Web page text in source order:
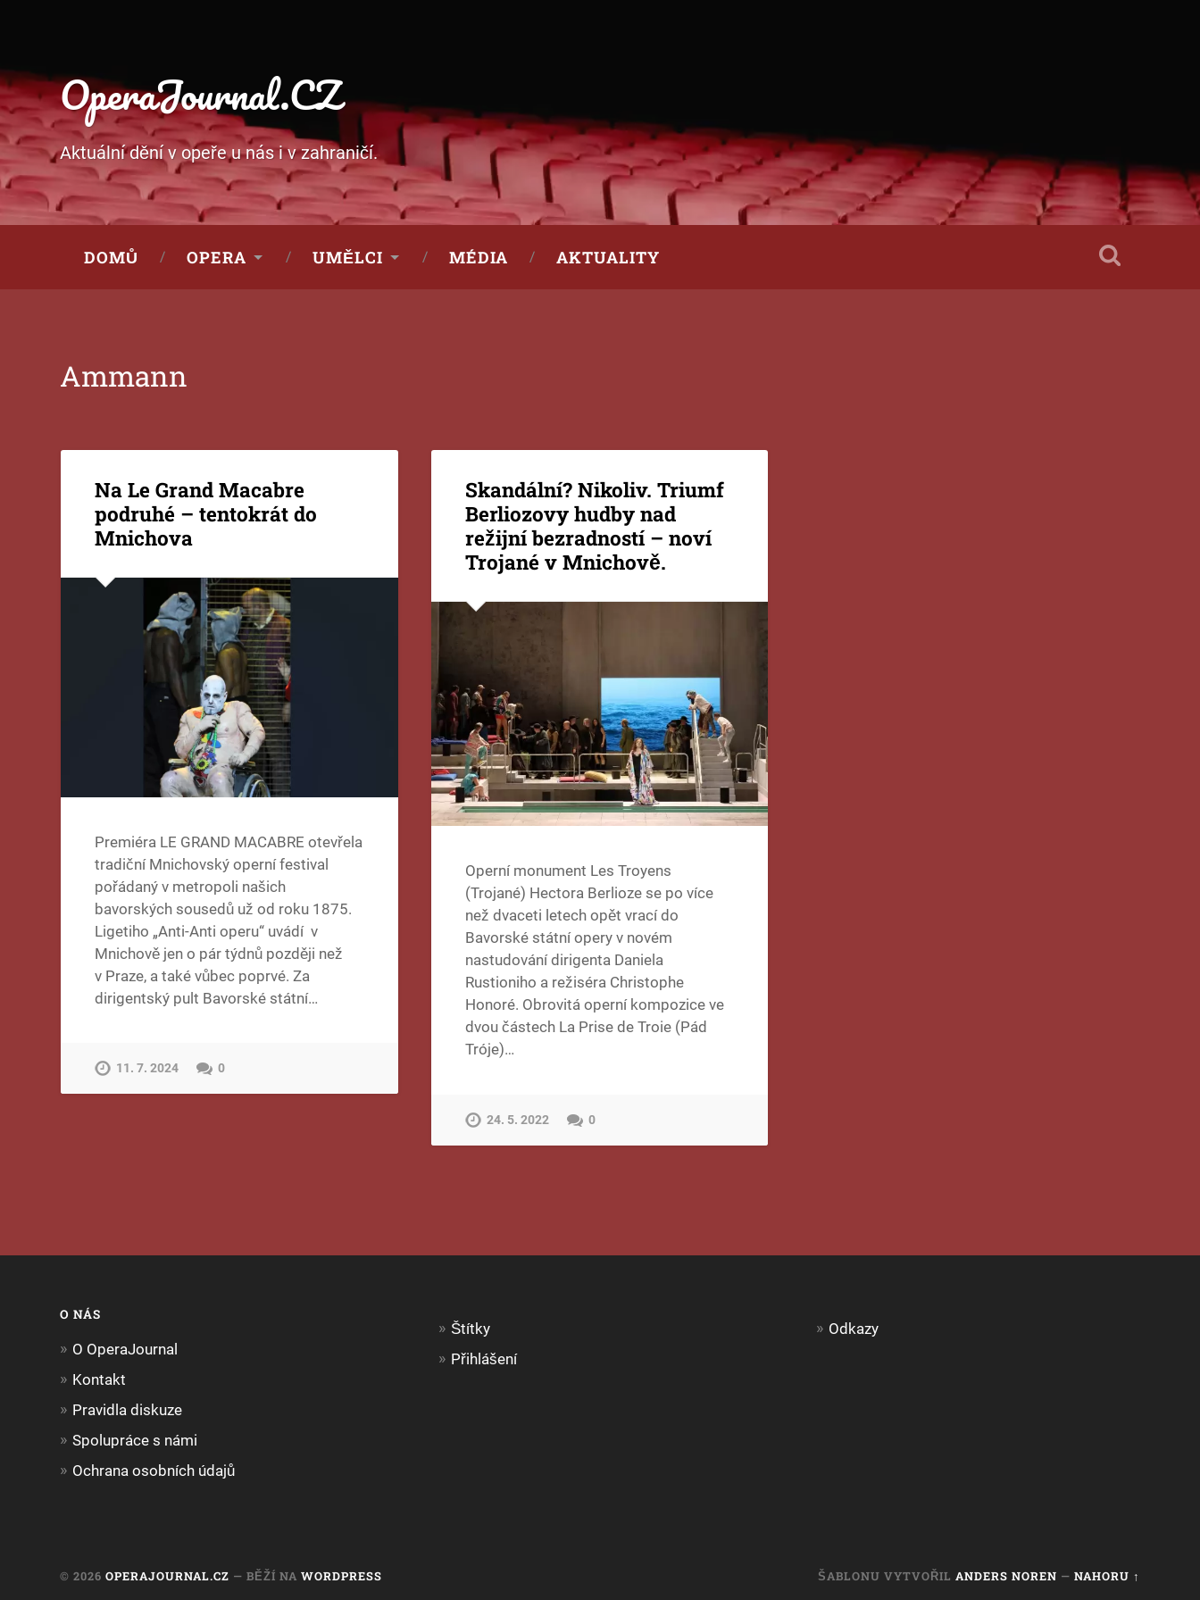
OperaJournal.CZ
Aktuální dění v opeře u nás i v zahraničí.
DOMŮ OPERA UMĚLCI MÉDIA AKTUALITY
Ammann
Na Le Grand Macabre
podruhé – tentokrát do
Mnichova
Premiéra LE GRAND MACABRE otevřela
tradiční Mnichovský operní festival
pořádaný v metropoli našich
bavorských sousedů už od roku 1875.
Ligetiho „Anti-Anti operu“ uvádí v
Mnichově jen o pár týdnů později než
v Praze, a také vůbec poprvé. Za
dirigentský pult Bavorské státní…
11. 7. 2024 0
Skandální? Nikoliv. Triumf
Berliozovy hudby nad
režijní bezradností – noví
Trojané v Mnichově.
Operní monument Les Troyens
(Trojané) Hectora Berlioze se po více
než dvaceti letech opět vrací do
Bavorské státní opery v novém
nastudování dirigenta Daniela
Rustioniho a režiséra Christophe
Honoré. Obrovitá operní kompozice ve
dvou částech La Prise de Troie (Pád
Tróje)…
24. 5. 2022 0
O NÁS
O OperaJournal
Kontakt
Pravidla diskuze
Spolupráce s námi
Ochrana osobních údajů
Štítky
Přihlášení
Odkazy
© 2026OPERAJOURNAL.CZ — BĚŽÍ NAWORDPRESS ŠABLONU VYTVOŘIL ANDERS NOREN — NAHORU ↑